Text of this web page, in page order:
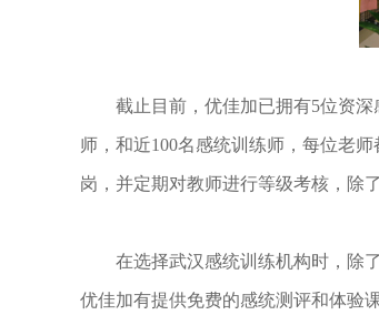
截止目前，优佳加已拥有5位资深
师，和近100名感统训练师，每位老
岗，并定期对教师进行等级考核，除
在选择武汉感统训练机构时，除了
优佳加有提供免费的感统测评和体验